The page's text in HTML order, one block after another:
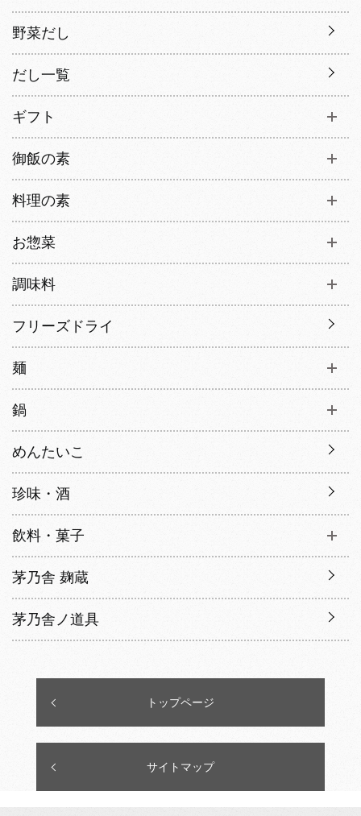
野菜だし
だし一覧
ギフト
御飯の素
料理の素
お惣菜
調味料
フリーズドライ
麺
鍋
めんたいこ
珍味・酒
飲料・菓子
茅乃舎 麹蔵
茅乃舎ノ道具
トップページ
サイトマップ